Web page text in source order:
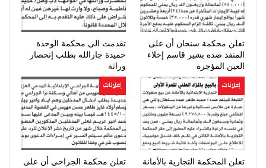
تعلن محكمة سنحان أن على
المنفذ ضده بشير قاسم إخلاء
العين المؤجرة
تقدمت الى محكمة الوحدة
حميدة جارالله بطلب إنحصار
وراثة
إعلانات
تعلن المحكمة التجارية بالأمانة
إعلانات
تعلن محكمة الجراحي أن على